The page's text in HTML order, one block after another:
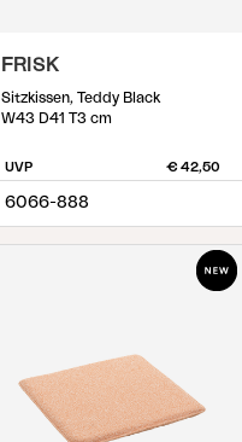
FRISK
Sitzkissen, Teddy Black
W43 D41 T3 cm
UVP € 42,50
6066-888